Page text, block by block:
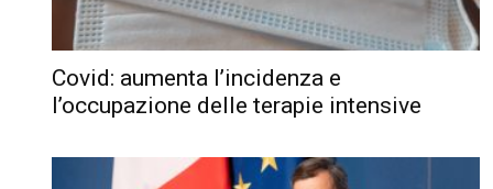
Covid: aumenta l’incidenza e
l’occupazione delle terapie intensive